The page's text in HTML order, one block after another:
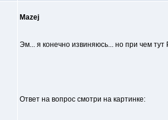
Mazej
Эм... я конечно извиняюсь... но при чем тут
Ответ на вопрос смотри на картинке: